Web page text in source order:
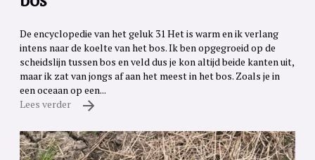
De encyclopedie van het geluk 31 Het is warm en ik verlang
intens naar de koelte van het bos. Ik ben opgegroeid op de
scheidslijn tussen bos en veld dus je kon altijd beide kanten uit,
maar ik zat van jongs af aan het meest in het bos. Zoals je in
een oceaan op een...
Lees verder